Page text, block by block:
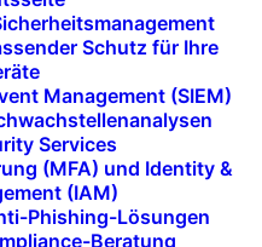
Schutz für Ihre
Management (SIEM)
Services
(MFA) und Identity &
(IAM)
Phishing-Lösungen
Beratung
einesMinimum
Methoden,
technische Konzepte
dasRisikound
minimieren. Beii-Tech
für die
undMVPsan, um